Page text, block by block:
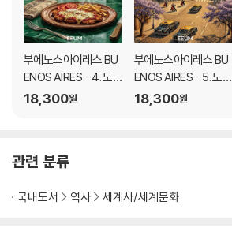
부에노스아이레스 BU
ENOS AIRES - 4. 도
시와 음식
18,300원
부에노스아이레스 BU
ENOS AIRES - 5. 도시
와 철학
18,300원
관련 분류
국내도서 역사 세계사/세계문화